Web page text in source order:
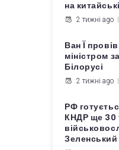
на
2 тижні ago
Ван Ї провів
міністром
Білорусі
2 тижні ago
РФ
КНДР ще 30
Зеленський